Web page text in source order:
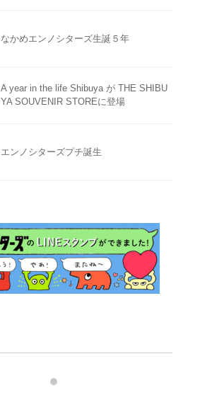
なかめエンノシターズ生誕５年
A year in the life Shibuya が THE SHIBU
YA SOUVENIR STOREに登場
エンノシターズプチ誕生